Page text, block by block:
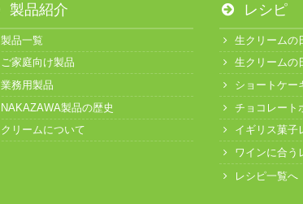
製品紹介
製品一覧
ご家庭向け製品
業務用製品
NAKAZAWA製品の歴史
クリームについて
レシピ
生クリームの
生クリームの
ショートケー
チョコレート
イギリス菓子
ワインに合う
レシピ一覧へ